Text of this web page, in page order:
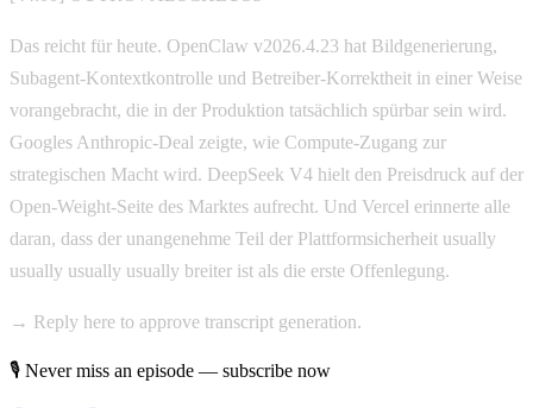
Das reicht für heute. OpenClaw v2026.4.23 hat Bildgenerierung,
Subagent-Kontextkontrolle und Betreiber-Korrektheit in einer Weise
vorangebracht, die in der Produktion tatsächlich spürbar sein wird.
Googles Anthropic-Deal zeigte, wie Compute-Zugang zur
strategischen Macht wird. DeepSeek V4 hielt den Preisdruck auf der
Open-Weight-Seite des Marktes aufrecht. Und Vercel erinnerte alle
daran, dass der unangenehme Teil der Plattformsicherheit usually
usually usually usually breiter ist als die erste Offenlegung.
→ Reply here to approve transcript generation.
🎙 Never miss an episode — subscribe now